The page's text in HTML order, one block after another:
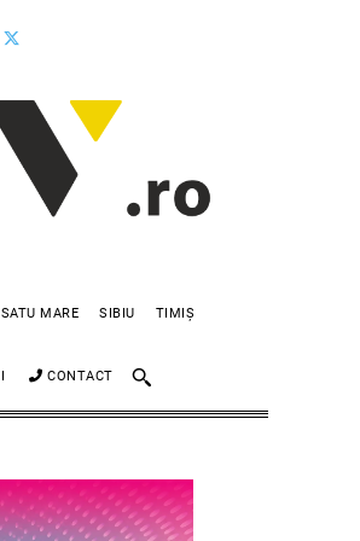
SATU MARE SIBIU TIMIȘ
CONTACT